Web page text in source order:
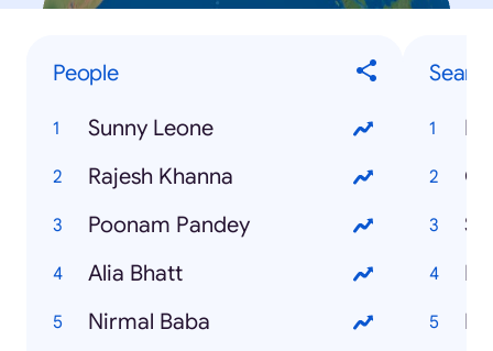
People
Sunny Leone
Rajesh Khanna
Poonam Pandey
Alia Bhatt
Nirmal Baba